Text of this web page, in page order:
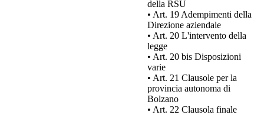
della RSU
• Art. 19 Adempimenti della
Direzione aziendale
• Art. 20 L'intervento della
legge
• Art. 20 bis Disposizioni
varie
• Art. 21 Clausole per la
provincia autonoma di
Bolzano
• Art. 22 Clausola finale